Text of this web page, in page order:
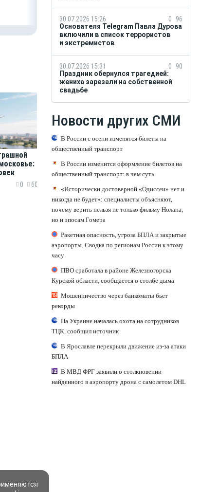
0 60
30.07.2026 15:26 0
96
Основателя Telegram Павла Дурова
включили в список террористов
и экстремистов
30.07.2026 15:31 0
90
Праздник обернулся трагедией:
жениха зарезали на собственной
свадьбе
Новости других СМИ
В России с осени изменятся билеты на
общественный транспорт
В России изменится оформление билетов на
общественный транспорт: в чем суть
«Исторически достоверной «Одиссеи» нет и
никогда не будет»: специалисты объясняют,
почему верить нельзя не только фильму Нолана,
но и эпосам Гомера
Ракетная опасность, угроза БПЛА и закрытые
аэропорты. Сводка по регионам России к этому
часу
ПВО сработала в районе Железногорска
Курской области, сообщается о столбе дыма
Мошенничество через банкоматы бьет
рекорды
На Украине началась охота на сотрудников
ТЦК, сообщил источник
В Ярославле перекрыли движение из-за атаки
БПЛА
В МВД ФРГ заявили о столкновении
найденного в аэропорту дрона с самолетом DHL